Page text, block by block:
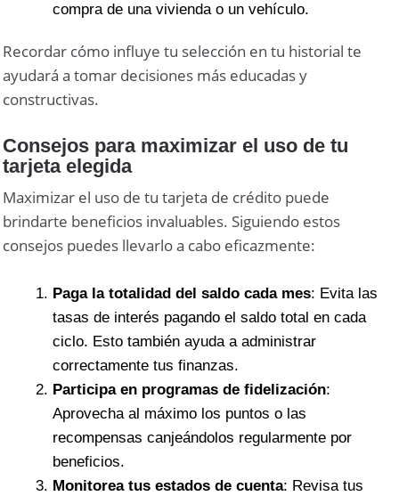
compra de una vivienda o un vehículo.
Recordar cómo influye tu selección en tu historial te
ayudará a tomar decisiones más educadas y
constructivas.
Consejos para maximizar el uso de tu
tarjeta elegida
Maximizar el uso de tu tarjeta de crédito puede
brindarte beneficios invaluables. Siguiendo estos
consejos puedes llevarlo a cabo eficazmente:
Paga la totalidad del saldo cada mes: Evita las
tasas de interés pagando el saldo total en cada
ciclo. Esto también ayuda a administrar
correctamente tus finanzas.
Participa en programas de fidelización:
Aprovecha al máximo los puntos o las
recompensas canjeándolos regularmente por
beneficios.
Monitorea tus estados de cuenta: Revisa tus